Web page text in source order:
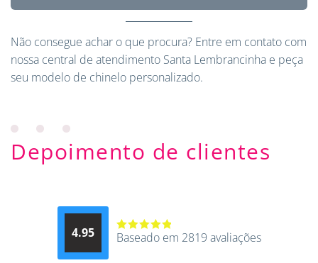
Não consegue achar o que procura? Entre em contato com
nossa central de atendimento Santa Lembrancinha e peça
seu modelo de chinelo personalizado.
Depoimento de clientes
4.95
Avaliação
Baseado em 2819 avaliações